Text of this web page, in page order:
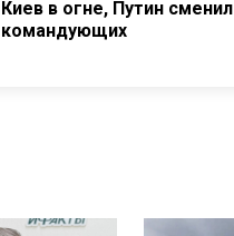
Киев в огне, Путин сменил
командующих